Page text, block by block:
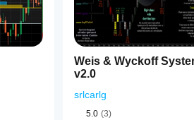
Weis & Wyckoff
v2.0
srlcarlg
5.0 (3)